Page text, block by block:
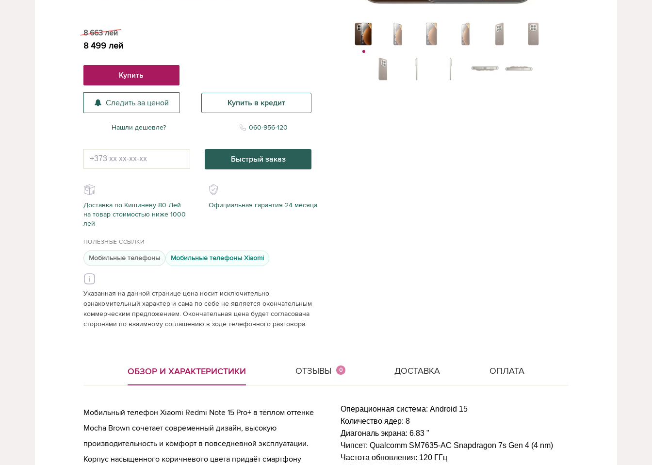
8 663 лей
8 499 лей
Купить
Следить за ценой Купить в кредит
Нашли дешевле? 060-956-120
Быстрый заказ
Доставка по Кишиневу 80 Лей
на товар стоимостью ниже 1000
лей
Официальная гарантия 24 месяца
ПОЛЕЗНЫЕ ССЫЛКИ
Мобильные телефоны Мобильные телефоны Xiaomi
Указанная на данной странице цена носит исключительно
ознакомительный характер и сама по себе не является окончательным
коммерческим предложением. Окончательная цена будет согласована
сторонами по взаимному соглашению в ходе телефонного разговора.
ОБЗОР И ХАРАКТЕРИСТИКИ ОТЗЫВЫ 0 ДОСТАВКА ОПЛАТА
Мобильный телефон Xiaomi Redmi Note 15 Pro+ в тёплом оттенке
Mocha Brown сочетает современный дизайн, высокую
производительность и комфорт в повседневной эксплуатации.
Корпус насыщенного коричневого цвета придаёт смартфону
Операционная система: Android 15
Количество ядер: 8
Диагональ экрана: 6.83 "
Чипсет: Qualcomm SM7635-AC Snapdragon 7s Gen 4 (4 nm)
Частота обновления: 120 ГГц